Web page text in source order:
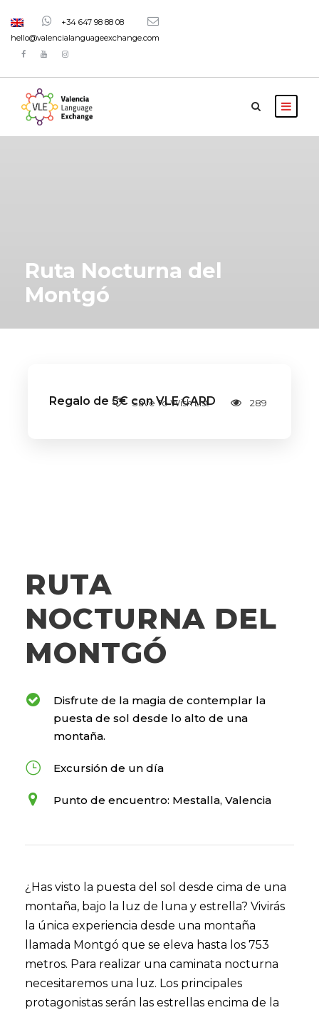
+34 647 98 88 08
hello@valencialanguageexchange.com
Ruta Nocturna del
Montgó
Regalo de 5€ con VLE CARD
Save To Wish List 289
RUTA
NOCTURNA DEL
MONTGÓ
Disfrute de la magia de contemplar la
puesta de sol desde lo alto de una
montaña.
Excursión de un día
Punto de encuentro: Mestalla, Valencia
¿Has visto la puesta del sol desde cima de una
montaña, bajo la luz de luna y estrella? Vivirás
la única experiencia desde una montaña
llamada Montgó que se eleva hasta los 753
metros. Para realizar una caminata nocturna
necesitaremos una luz. Los principales
protagonistas serán las estrellas encima de la